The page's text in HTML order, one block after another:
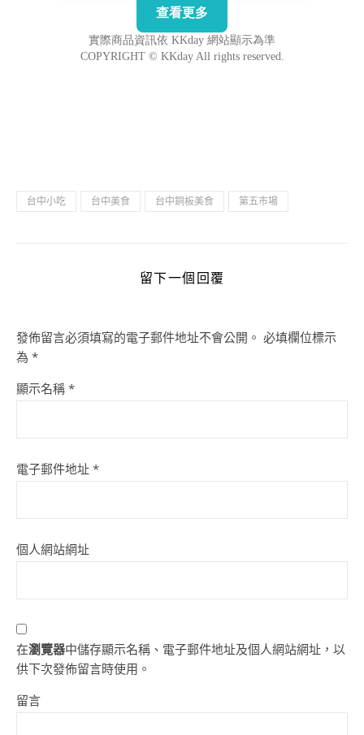
台中小吃 台中美食 台中銅板美食 第五市場
留下一個回覆
發佈留言必須填寫的電子郵件地址不會公開。 必填欄位標示
為 *
顯示名稱 *
電子郵件地址 *
個人網站網址
在瀏覽器中儲存顯示名稱、電子郵件地址及個人網站網址，以
供下次發佈留言時使用。
留言